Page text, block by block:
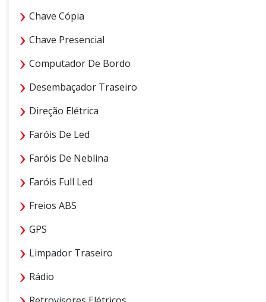
Chave Cópia
Chave Presencial
Computador De Bordo
Desembaçador Traseiro
Direção Elétrica
Faróis De Led
Faróis De Neblina
Faróis Full Led
Freios ABS
GPS
Limpador Traseiro
Rádio